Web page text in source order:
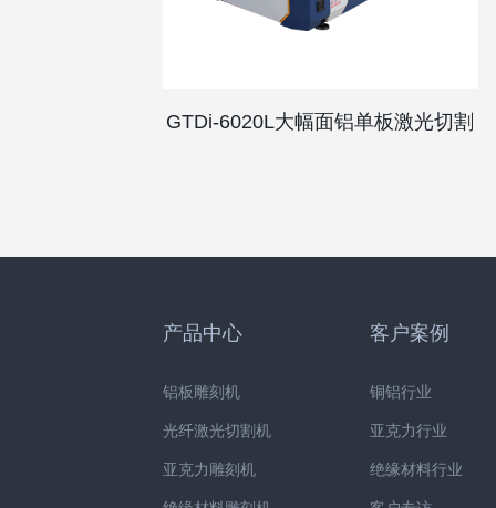
GTDi-6020L大幅面铝单板激光切割
产品中心
铝板雕刻机
光纤激光切割机
亚克力雕刻机
客户案例
铜铝行业
亚克力行业
绝缘材料行业